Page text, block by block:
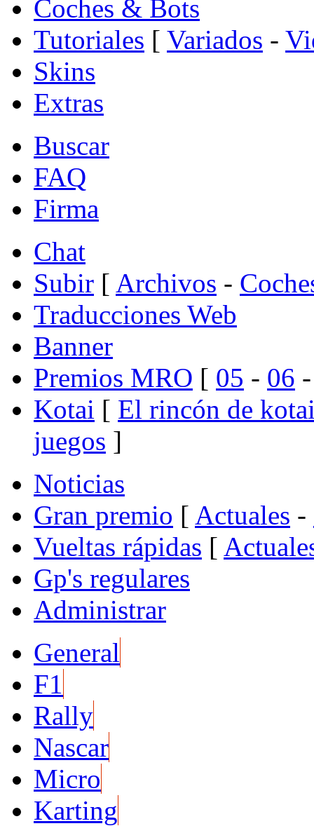
Coches & Bots
Tutoriales [ Variados -
Skins
Extras
Buscar
FAQ
Firma
Chat
Subir [ Archivos -
Traducciones Web
Banner
Premios MRO [ 05 - 06
Kotai [ El rincón de
juegos ]
Noticias
Gran premio [ Actuales -
Vueltas rápidas [
Gp's regulares
Administrar
General
F1
Rally
Nascar
Micro
Karting